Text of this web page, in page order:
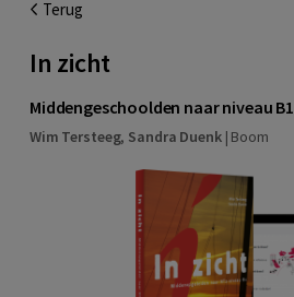
Terug
In zicht
Middengeschoolden naar niveau B1
Wim Tersteeg, Sandra Duenk| Boom